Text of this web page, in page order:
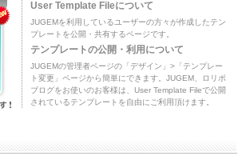
User Template Fileについて
JUGEMを利用しているユーザーの方々が作成したテン
プレートを公開・共有するページです。
テンプレートの公開・利用について
JUGEMの管理者ページの「デザイン」>「テンプレー
ト変更」ページから簡単にできます。JUGEM、ロリポ
ブログをお使いのお客様は、User Template Fileで公開
されているテンプレートを自由にご利用頂けます。